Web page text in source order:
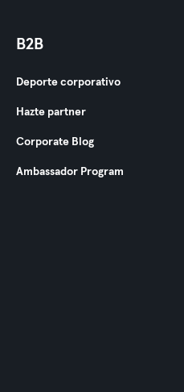
B2B
Deporte corporativo
Hazte partner
Corporate Blog
Ambassador Program